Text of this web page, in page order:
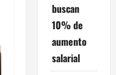
buscan
10% de
aumento
salarial